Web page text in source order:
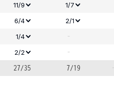
11/9
1/7
6/4
2/1
1/4 -
2/2
-
27/35 7/19